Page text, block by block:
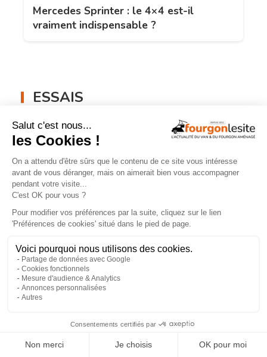
Mercedes Sprinter : le 4×4 est-il
vraiment indispensable ?
ESSAIS
Malibu Genius : un fourgon Mercedes
qui ne ressemble à aucun autre